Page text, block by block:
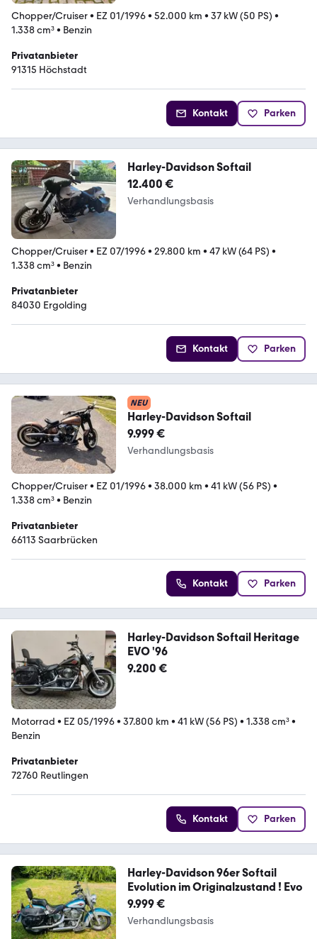
Chopper/Cruiser• EZ 01/1996• 52.000 km • 37 kW (50 PS) •
1.338 cm³• Benzin
Privatanbieter
91315 Höchstadt
Kontakt Parken
Harley-Davidson Softail
12.400 €
Verhandlungsbasis
Chopper/Cruiser• EZ 07/1996• 29.800 km • 47 kW (64 PS) •
1.338 cm³• Benzin
Privatanbieter
84030 Ergolding
Kontakt Parken
NEU
Harley-Davidson Softail
9.999 €
Verhandlungsbasis
Chopper/Cruiser• EZ 01/1996• 38.000 km • 41 kW (56 PS) •
1.338 cm³• Benzin
Privatanbieter
66113 Saarbrücken
Kontakt Parken
Harley-Davidson Softail Heritage
EVO '96
9.200 €
Motorrad • EZ 05/1996• 37.800 km • 41 kW (56 PS) • 1.338 cm³•
Benzin
Privatanbieter
72760 Reutlingen
Kontakt Parken
Harley-Davidson 96er Softail
Evolution im Originalzustand ! Evo
9.999 €
Verhandlungsbasis